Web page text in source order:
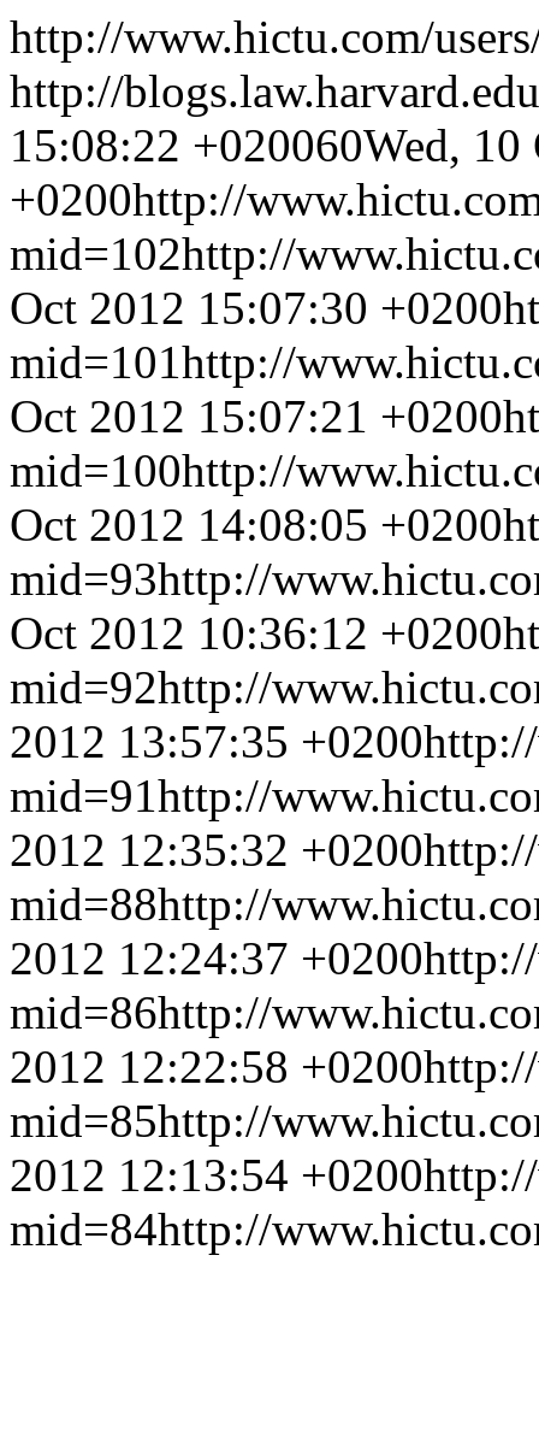
http://www.hictu.com/
http://
15:08:22 +020060Wed, 10
+0200http://
mid=102http://
Oct 2012 15:07:30 +0200
mid=101http://
Oct 2012 15:07:21 +0200
mid=100http://
Oct 2012 14:08:05 +0200
mid=93http://
Oct 2012 10:36:12 +0200
mid=92http://
2012 13:57:35 +0200
mid=91http://
2012 12:35:32 +0200
mid=88http://
2012 12:24:37 +0200
mid=86http://
2012 12:22:58 +0200
mid=85http://
2012 12:13:54 +0200
mid=84http://